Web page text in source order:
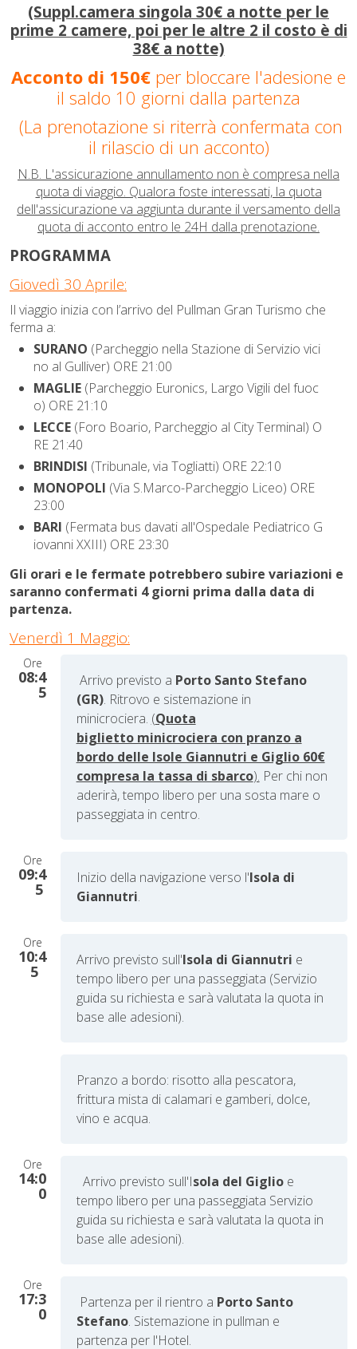
(Suppl.camera singola 30€ a notte per le
prime 2 camere, poi per le altre 2 il costo è di
38€ a notte)
Acconto di 150€ per bloccare l'adesione e
il saldo 10 giorni dalla partenza
(La prenotazione si riterrà confermata con
il rilascio di un acconto)
N.B. L'assicurazione annullamento non è compresa nella
quota di viaggio. Qualora foste interessati, la quota
dell'assicurazione va aggiunta durante il versamento della
quota di acconto entro le 24H dalla prenotazione.
PROGRAMMA
Giovedì 30 Aprile:
Il viaggio inizia con l’arrivo del Pullman Gran Turismo che
ferma a:
SURANO (Parcheggio nella Stazione di Servizio vici
no al Gulliver) ORE 21:00
MAGLIE (Parcheggio Euronics, Largo Vigili del fuoc
o) ORE 21:10
LECCE (Foro Boario, Parcheggio al City Terminal) O
RE 21:40
BRINDISI (Tribunale, via Togliatti) ORE 22:10
MONOPOLI (Via S.Marco-Parcheggio Liceo) ORE
23:00
BARI (Fermata bus davati all'Ospedale Pediatrico G
iovanni XXIII) ORE 23:30
Gli orari e le fermate potrebbero subire variazioni e
saranno confermati 4 giorni prima dalla data di
partenza.
Venerdì 1 Maggio:
Ore
08:4
5
Arrivo previsto a Porto Santo Stefano
(GR). Ritrovo e sistemazione in
minicrociera. (Quota
biglietto minicrociera con pranzo a
bordo delle Isole Giannutri e Giglio 60€
compresa la tassa di sbarco). Per chi non
aderirà, tempo libero per una sosta mare o
passeggiata in centro.
Ore
09:4
5
Inizio della navigazione verso l'Isola di
Giannutri.
Ore
10:4
5
Arrivo previsto sull'Isola di Giannutri e
tempo libero per una passeggiata (Servizio
guida su richiesta e sarà valutata la quota in
base alle adesioni).
Pranzo a bordo: risotto alla pescatora,
frittura mista di calamari e gamberi, dolce,
vino e acqua.
Ore
14:0
0
Arrivo previsto sull'Isola del Giglioe
tempo libero per una passeggiata Servizio
guida su richiesta e sarà valutata la quota in
base alle adesioni).
Ore
17:3
0
Partenza per il rientro a Porto Santo
Stefano. Sistemazione in pullman e
partenza per l'Hotel.